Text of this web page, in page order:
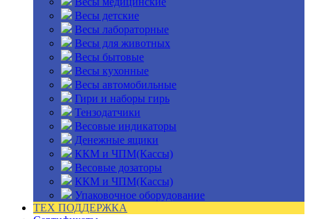
Весы детские
Весы лабораторные
Весы для животных
Весы бытовые
Весы кухонные
Весы автомобильные
Гири и наборы гирь
Тензодатчики
Весовые индикаторы
Денежные ящики
ККМ и ЧПМ(Кассы)
Весовые дозаторы
ККМ и ЧПМ(Кассы)
Упаковочное оборудование
ТЕХ ПОДДЕРЖКА